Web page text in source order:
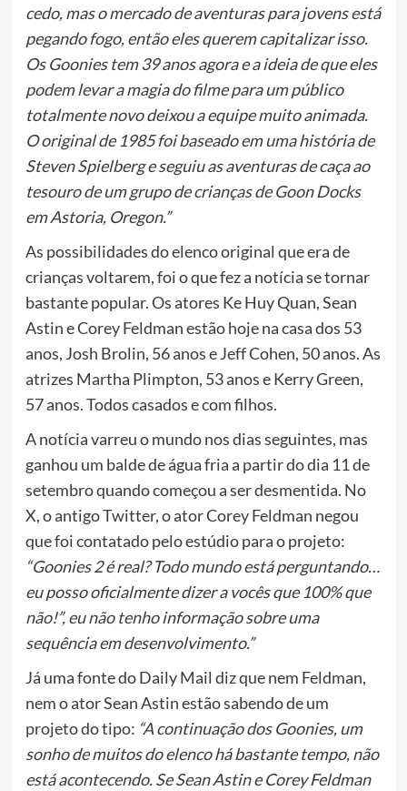
cedo, mas o mercado de aventuras para jovens está
pegando fogo, então eles querem capitalizar isso.
Os Goonies tem 39 anos agora e a ideia de que eles
podem levar a magia do filme para um público
totalmente novo deixou a equipe muito animada.
O original de 1985 foi baseado em uma história de
Steven Spielberg e seguiu as aventuras de caça ao
tesouro de um grupo de crianças de Goon Docks
em Astoria, Oregon.”
As possibilidades do elenco original que era de
crianças voltarem, foi o que fez a notícia se tornar
bastante popular. Os atores Ke Huy Quan, Sean
Astin e Corey Feldman estão hoje na casa dos 53
anos, Josh Brolin, 56 anos e Jeff Cohen, 50 anos. As
atrizes Martha Plimpton, 53 anos e Kerry Green,
57 anos. Todos casados e com filhos.
A notícia varreu o mundo nos dias seguintes, mas
ganhou um balde de água fria a partir do dia 11 de
setembro quando começou a ser desmentida. No
X, o antigo Twitter, o ator Corey Feldman negou
que foi contatado pelo estúdio para o projeto:
“Goonies 2 é real? Todo mundo está perguntando…
eu posso oficialmente dizer a vocês que 100% que
não!”, eu não tenho informação sobre uma
sequência em desenvolvimento.”
Já uma fonte do Daily Mail diz que nem Feldman,
nem o ator Sean Astin estão sabendo de um
projeto do tipo: “A continuação dos Goonies, um
sonho de muitos do elenco há bastante tempo, não
está acontecendo. Se Sean Astin e Corey Feldman